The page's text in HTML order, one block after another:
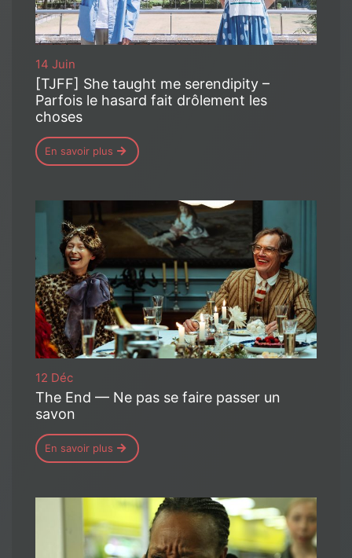
14 Juin
[TJFF] She taught me serendipity –
Parfois le hasard fait drôlement les
choses
En savoir plus
12 Déc
The End — Ne pas se faire passer un
savon
En savoir plus